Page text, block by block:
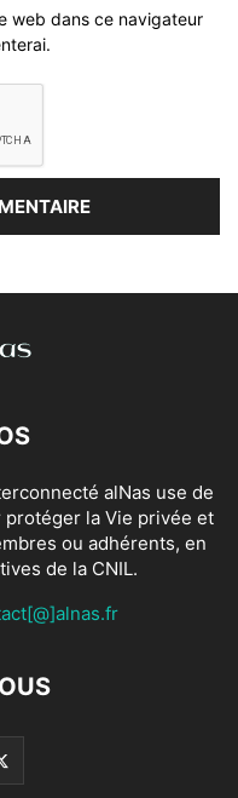
web dans ce navigateur
alNas use de
la Vie privée et
ou adhérents, en
de la CNIL.